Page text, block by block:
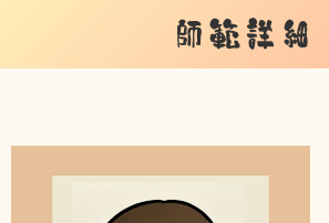
師範詳細